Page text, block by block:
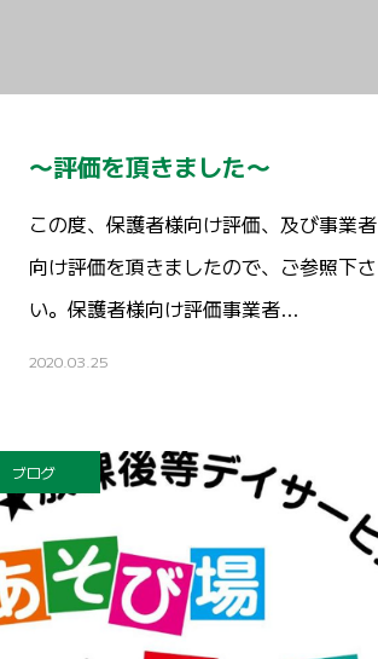
〜評価を頂きました〜
この度、保護者様向け評価、及び事業者
向け評価を頂きましたので、ご参照下さ
い。保護者様向け評価事業者…
2020.03.25
ブログ